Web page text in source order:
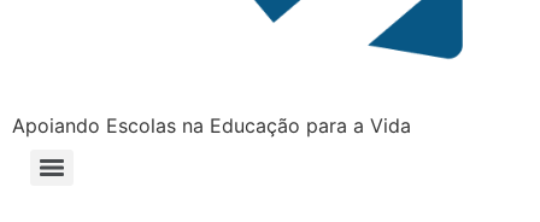
Apoiando Escolas na Educação para a Vida